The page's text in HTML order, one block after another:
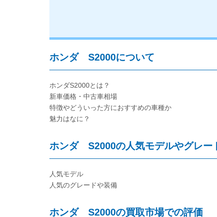
ホンダ S2000について
ホンダS2000とは？
新車価格・中古車相場
特徴やどういった方におすすめの車種か
魅力はなに？
ホンダ S2000の人気モデルやグレー
人気モデル
人気のグレードや装備
ホンダ S2000の買取市場での評価